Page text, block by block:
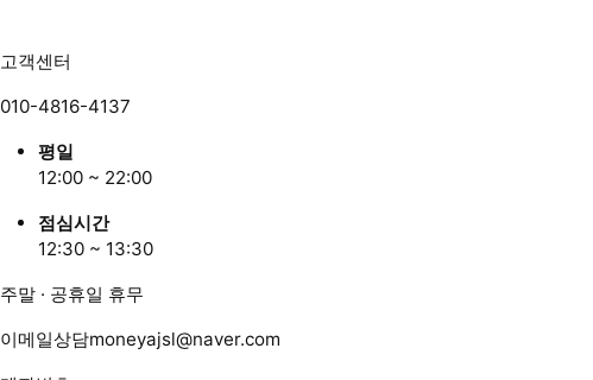
고객센터
010-4816-4137
평일
12:00 ~ 22:00
점심시간
12:30 ~ 13:30
주말 · 공휴일 휴무
이메일상담moneyajsl@naver.com